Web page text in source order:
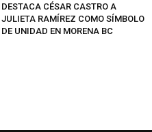
DESTACA CÉSAR CASTRO A
JULIETA RAMÍREZ COMO SÍMBOLO
DE UNIDAD EN MORENA BC